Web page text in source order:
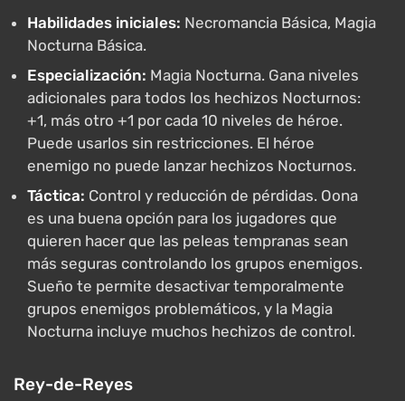
Habilidades iniciales: Necromancia Básica, Magia
Nocturna Básica.
Especialización: Magia Nocturna. Gana niveles
adicionales para todos los hechizos Nocturnos:
+1, más otro +1 por cada 10 niveles de héroe.
Puede usarlos sin restricciones. El héroe
enemigo no puede lanzar hechizos Nocturnos.
Táctica: Control y reducción de pérdidas. Oona
es una buena opción para los jugadores que
quieren hacer que las peleas tempranas sean
más seguras controlando los grupos enemigos.
Sueño te permite desactivar temporalmente
grupos enemigos problemáticos, y la Magia
Nocturna incluye muchos hechizos de control.
Rey-de-Reyes